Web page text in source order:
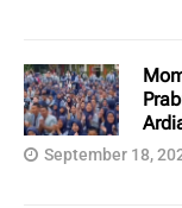
September 18,